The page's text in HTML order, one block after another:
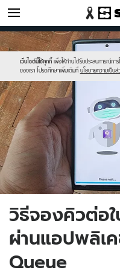
ไอที
เว็บไซต์นี้ใช้คุกกี้ เพื่อให้ท่านได้รับประสบการณ์กา
ของเรา โปรดศึกษาเพิ่มเติมที่ นโยบายความเป็น
Sanook
//s.isanook.com/sr/0/
new-
sanook.png
600
60
//s.isanook.com/hi/0/ud/304/
วิธีจองคิวต่อ
ผ่านแอปพลิเ
Queue